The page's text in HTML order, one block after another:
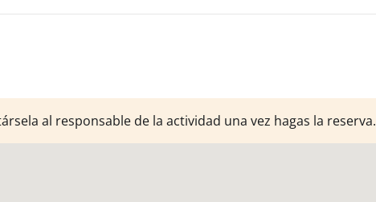
al responsable de la actividad una vez hagas la reserva.